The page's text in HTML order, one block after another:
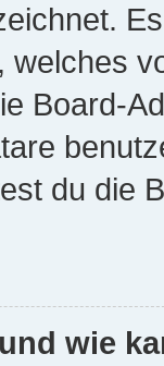
welches
Board-
du die
wie